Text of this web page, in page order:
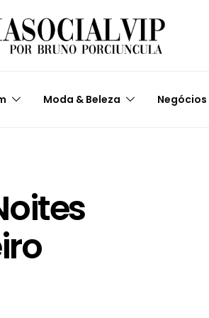
Moda & Beleza Negócios